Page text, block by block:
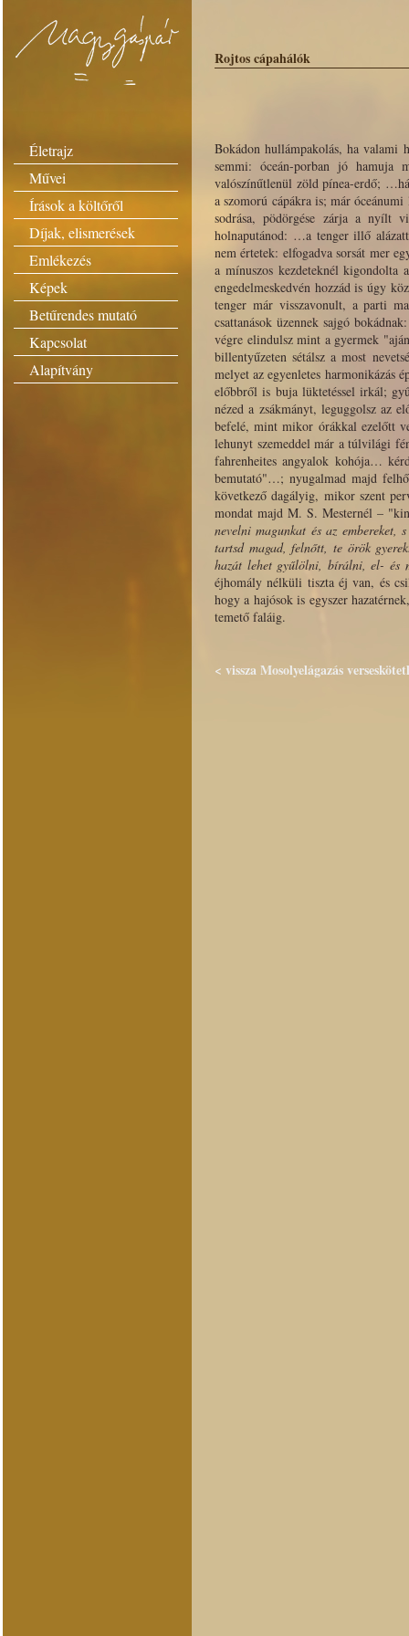
Életrajz
Művei
Írások a költőről
Díjak, elismerések
Emlékezés
Képek
Betűrendes mutató
Kapcsolat
Alapítvány
Rojtos cápahálók
Bokádon hullámpakolás, ha valami
semmi: óceán-porban jó hamuja
valószínűtlenül zöld pínea-erdő;
a szomorú cápákra is; már
sodrása, pödörgése zárja a nyílt
holnaputánod: …a tenger illő
nem értetek: elfogadva sorsát mer
a mínuszos kezdeteknél kigondolta
engedelmeskedvén hozzád is úgy
tenger már visszavonult, a parti
csattanások üzennek sajgó
végre elindulsz mint a gyermek
billentyűzeten sétálsz a most
melyet az egyenletes harmonikázás
előbbről is buja lüktetéssel irkál;
nézed a zsákmányt, leguggolsz az
befelé, mint mikor órákkal ezelőtt
lehunyt szemeddel már a túlvilági
fahrenheites angyalok kohója…
bemutató"…; nyugalmad majd
következő dagályig, mikor szent
mondat majd M. S. Mesternél –
nevelni magunkat és az
tartsd magad, felnőtt, te örök
hazát lehet gyűlölni, bírálni, el- és
éjhomály nélküli tiszta éj van, és
hogy a hajósok is egyszer
temető faláig.
< vissza Mosolyelágazás